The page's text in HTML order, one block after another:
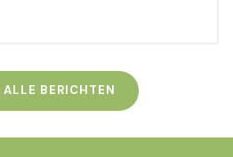
BERICHTEN